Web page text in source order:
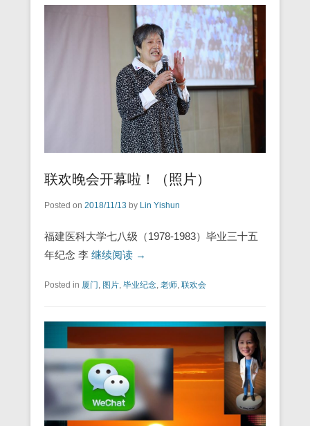
联欢晚会开幕啦！（照片）
Posted on 2018/11/13 by Lin Yishun
福建医科大学七八级（1978-1983）毕业三十五
年纪念 李 继续阅读 →
Posted in 厦门, 图片, 毕业纪念, 老师, 联欢会